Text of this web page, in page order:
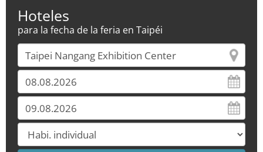
Hoteles
para la fecha de la feria en Taipéi